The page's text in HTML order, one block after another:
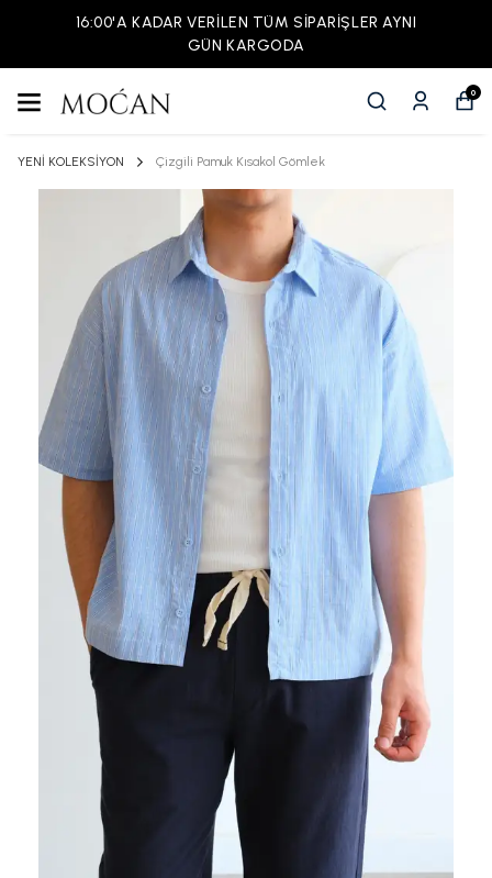
16:00'A KADAR VERİLEN TÜM SİPARİŞLER AYNI
GÜN KARGODA
0
YENİ KOLEKSİYON Çizgili Pamuk Kısakol Gömlek